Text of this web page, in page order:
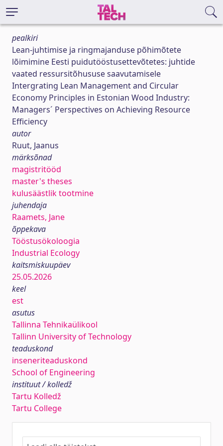
pealkiri
Lean-juhtimise ja ringmajanduse põhimõtete
lõimimine Eesti puidutööstusettevõtetes: juhtide
vaated ressursitõhususe saavutamisele
Intergrating Lean Management and Circular
Economy Principles in Estonian Wood Industry:
Managers´ Perspectives on Achieving Resource
Efficiency
autor
Ruut, Jaanus
märksõnad
magistritööd
master's theses
kulusäästlik tootmine
juhendaja
Raamets, Jane
õppekava
Tööstusökoloogia
Industrial Ecology
kaitsmiskuupäev
25.05.2026
keel
est
asutus
Tallinna Tehnikaülikool
Tallinn University of Technology
teaduskond
inseneriteaduskond
School of Engineering
instituut / kolledž
Tartu Kolledž
Tartu College